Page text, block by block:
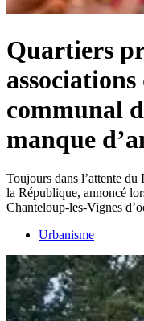
Quartiers
communal
manque
Toujours dans l’attente
la République, annoncé
Chanteloup-les-Vignes
Urbanisme